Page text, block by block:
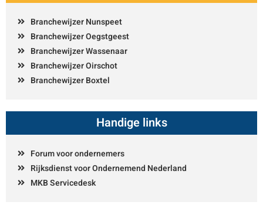
Branchewijzer Nunspeet
Branchewijzer Oegstgeest
Branchewijzer Wassenaar
Branchewijzer Oirschot
Branchewijzer Boxtel
Handige links
Forum voor ondernemers
Rijksdienst voor Ondernemend Nederland
MKB Servicedesk